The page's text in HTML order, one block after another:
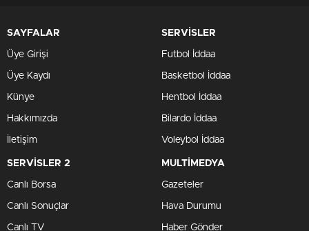
SAYFALAR
Üye Girişi
Üye Kaydı
Künye
Hakkımızda
İletişim
SERVİSLER
Futbol İddaa
Basketbol İddaa
Hentbol İddaa
Bilardo İddaa
Voleybol İddaa
SERVİSLER 2
Canlı Borsa
Canlı Sonuçlar
Canlı TV
MULTİMEDYA
Gazeteler
Hava Durumu
Haber Gönder